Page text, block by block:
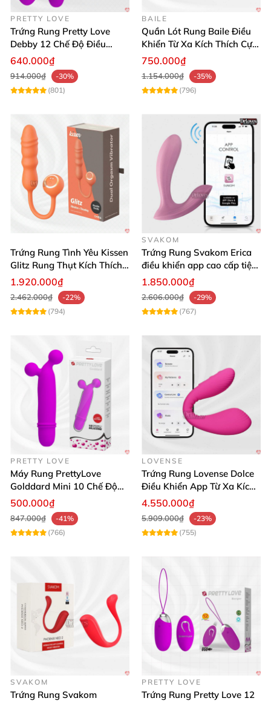
PRETTY LOVE
Trứng Rung Pretty Love
Debby 12 Chế Độ Điều
Khiển Từ Xa Siêu Mượt
640.000₫
914.000₫
-30%
(801)
BAILE
Quần Lót Rung Baile Điều
Khiển Từ Xa Kích Thích Cực
Mạnh
750.000₫
1.154.000₫
-35%
(796)
Trứng Rung Tình Yêu Kissen
Glitz Rung Thụt Kích Thích
Mua Ngay
1.920.000₫
2.462.000₫
-22%
(794)
SVAKOM
Trứng Rung Svakom Erica
điều khiển app cao cấp tiện
lợi
1.850.000₫
2.606.000₫
-29%
(767)
PRETTY LOVE
Máy Rung PrettyLove
Golddard Mini 10 Chế Độ
Kích Thích Cực Sướng
500.000₫
847.000₫
-41%
(766)
LOVENSE
Trứng Rung Lovense Dolce
Điều Khiển App Từ Xa Kích
Thích
4.550.000₫
5.909.000₫
-23%
(755)
SVAKOM
Trứng Rung Svakom
PRETTY LOVE
Trứng Rung Pretty Love 12